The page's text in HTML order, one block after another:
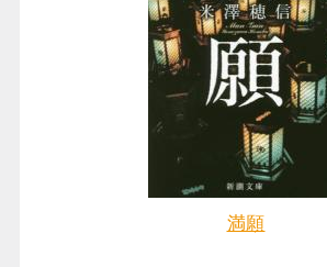
満願